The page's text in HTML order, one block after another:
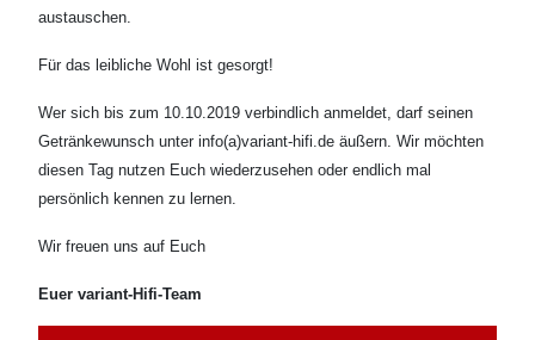
austauschen.
Für das leibliche Wohl ist gesorgt!
Wer sich bis zum 10.10.2019 verbindlich anmeldet, darf seinen
Getränkewunsch unter info(a)variant-hifi.de äußern. Wir möchten
diesen Tag nutzen Euch wiederzusehen oder endlich mal
persönlich kennen zu lernen.
Wir freuen uns auf Euch
Euer variant-Hifi-Team